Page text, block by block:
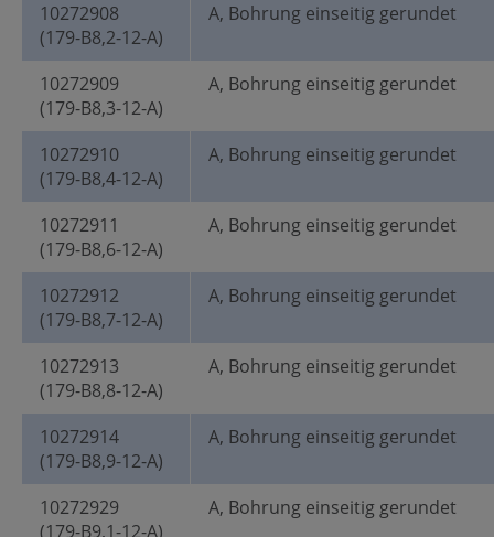
10272908
(179-B8,2-12-A)
A, Bohrung einseitig gerundet
10272909
(179-B8,3-12-A)
A, Bohrung einseitig gerundet
10272910
(179-B8,4-12-A)
A, Bohrung einseitig gerundet
10272911
(179-B8,6-12-A)
A, Bohrung einseitig gerundet
10272912
(179-B8,7-12-A)
A, Bohrung einseitig gerundet
10272913
(179-B8,8-12-A)
A, Bohrung einseitig gerundet
10272914
(179-B8,9-12-A)
A, Bohrung einseitig gerundet
10272929
(179-B9,1-12-A)
A, Bohrung einseitig gerundet